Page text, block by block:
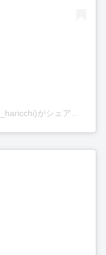
銀座ハリッチ中目黒院(@nakameguro_haricchi)がシェアした投稿